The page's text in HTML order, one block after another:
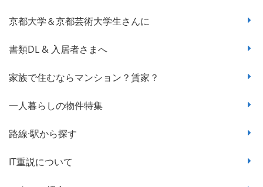
京都大学＆京都芸術大学生さんに
書類DL & 入居者さまへ
家族で住むならマンション？賃家？
一人暮らしの物件特集
路線·駅から探す
IT重説について